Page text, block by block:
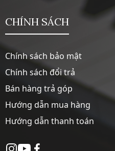
CHÍNH SÁCH
Chính sách bảo mật
Chính sách đổi trả
Bán hàng trả góp
Hướng dẫn mua hàng
Hướng dẫn thanh toán